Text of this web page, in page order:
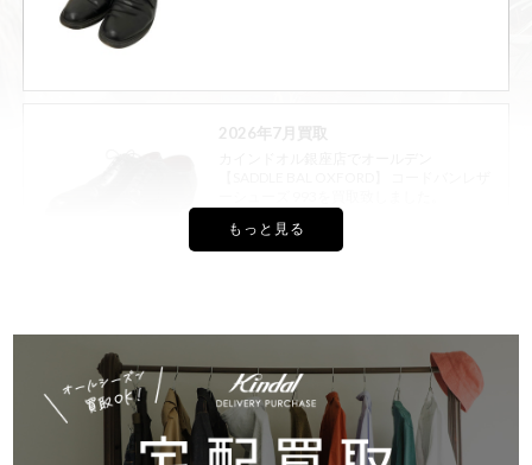
2026年7月買取
カインドオル渋谷神南店でオールデン×ワ
イルド ライフ テーラー ペニーローファーを
買取致しました。